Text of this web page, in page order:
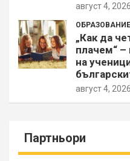
август 4, 2026
ОБРАЗОВАНИЕ
„Как да
плачем“ –
на
август 4, 2026
Партньори